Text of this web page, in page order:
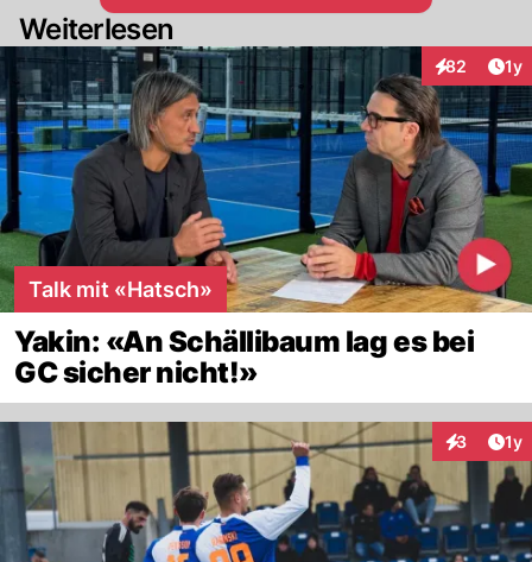
Weiterlesen
82 1y
Talk mit «Hatsch»
Yakin: «An Schällibaum lag es bei
GC sicher nicht!»
3 1y